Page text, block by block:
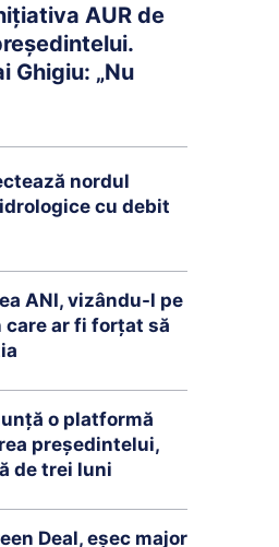
AUR de
Ghigiu: „Nu
nordul
cu debit
ANI, vizându-l pe
care ar fi forțat să
o platformă
președintelui,
de trei luni
Deal, eșec major